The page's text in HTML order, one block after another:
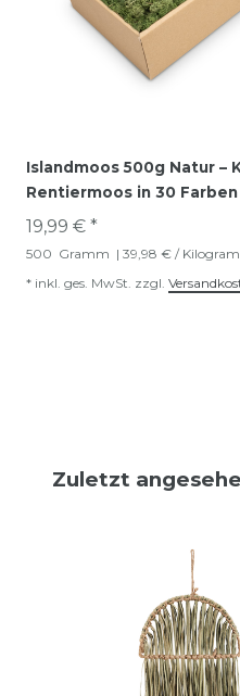
Islandmoos 500g Natur –
Rentiermoos in 30 Farben
19,99 € *
500 Gramm | 39,98 € /
* inkl. ges. MwSt. zzgl.
Zuletzt